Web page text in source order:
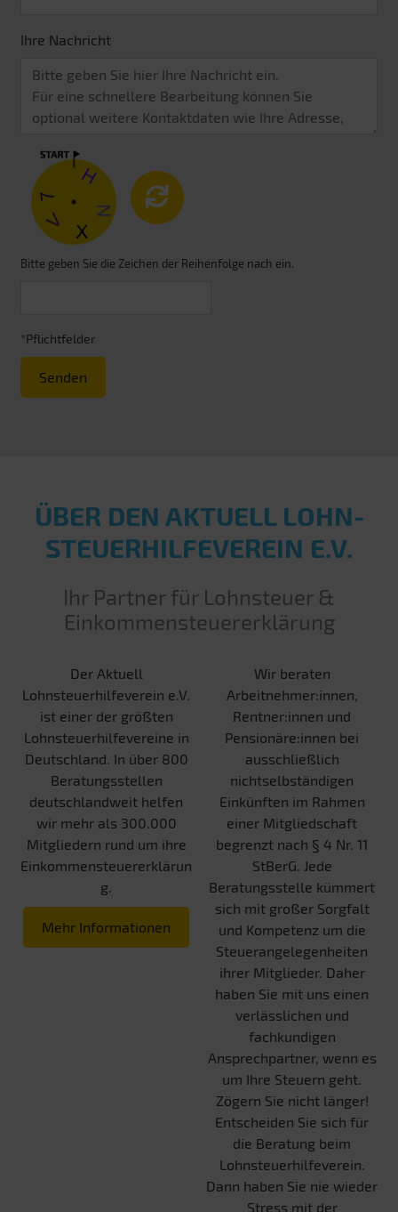
Ihre Nachricht
Bitte geben Sie die Zeichen der Reihenfolge nach ein.
*Pflichtfelder
Senden
ÜBER DEN AKTUELL LOHN­
STEUER­HILFE­VEREIN E.V.
Ihr Partner für Lohnsteuer &
Einkommensteuererklärung
Der Aktuell
Lohnsteuerhilfeverein e.V.
ist einer der größten
Lohnsteuerhilfevereine in
Deutschland. In über 800
Beratungsstellen
deutschlandweit helfen
wir mehr als 300.000
Mitgliedern rund um ihre
Einkommensteuererklärun
g.
Mehr Informationen
Wir beraten
Arbeitnehmer:innen,
Rentner:innen und
Pensionäre:innen bei
ausschließlich
nichtselbständigen
Einkünften im Rahmen
einer Mitgliedschaft
begrenzt nach § 4 Nr. 11
StBerG. Jede
Beratungsstelle kümmert
sich mit großer Sorgfalt
und Kompetenz um die
Steuerangelegenheiten
ihrer Mitglieder. Daher
haben Sie mit uns einen
verlässlichen und
fachkundigen
Ansprechpartner, wenn es
um Ihre Steuern geht.
Zögern Sie nicht länger!
Entscheiden Sie sich für
die Beratung beim
Lohnsteuerhilfeverein.
Dann haben Sie nie wieder
Stress mit der